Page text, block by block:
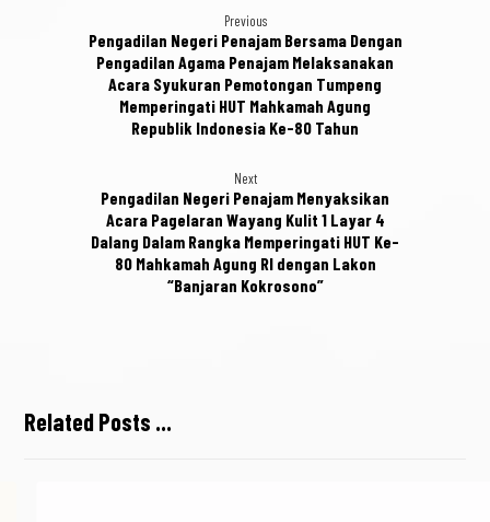
Previous
Pengadilan Negeri Penajam Bersama Dengan
Pengadilan Agama Penajam Melaksanakan
Acara Syukuran Pemotongan Tumpeng
Memperingati HUT Mahkamah Agung
Republik Indonesia Ke-80 Tahun
Next
Pengadilan Negeri Penajam Menyaksikan
Acara Pagelaran Wayang Kulit 1 Layar 4
Dalang Dalam Rangka Memperingati HUT Ke-
80 Mahkamah Agung RI dengan Lakon
“Banjaran Kokrosono”
Related Posts ...